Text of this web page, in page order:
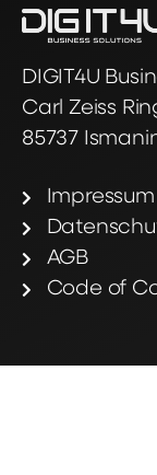
DIGIT4U
Carl Zeiss
85737
Impressum
AGB
Code of